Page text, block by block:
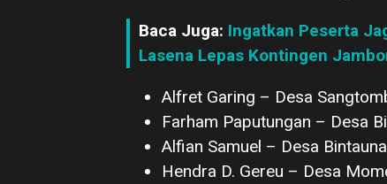
Baca Juga: Ingatkan Peserta
Lasena Lepas Kontingen
Alfret Garing – Desa
Farham Paputungan – Desa
Alfian Samuel – Desa
Hendra D. Gereu – Desa